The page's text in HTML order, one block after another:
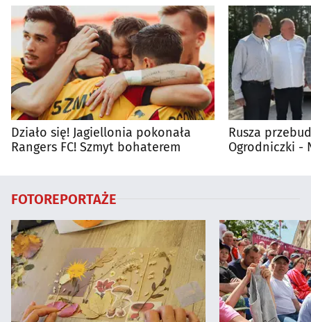
Działo się! Jagiellonia pokonała
Rangers FC! Szmyt bohaterem
Rusza
Ogrodniczki -
FOTOREPORTAŻE